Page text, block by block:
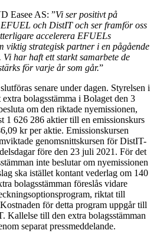
Easee AS: ”Vi ser positivt på
och DistIT och ser framför oss
accelerera EFUELs
viktig strategisk partner i en pågående
har haft ett starkt samarbete de
för varje år som går.”
senare under dagen. Styrelsen i
bolagsstämma i Bolaget den 3
om den riktade nyemissionen,
1 626 286 aktier till en emissionskurs
kr per aktie. Emissionskursen
genomsnittskursen för DistIT-
före den 23 juli 2021. För det
inte beslutar om nyemissionen
ska istället kontant vederlag om 140
bolagsstämman föreslås vidare
riktat till
för detta program uppgår till
Kallelse till den extra bolagsstämman
separat pressmeddelande.